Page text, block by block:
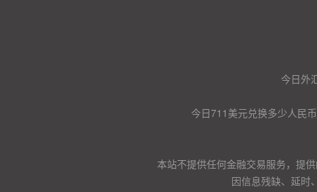
今日外
今日711美元兑换多少人民
本站不提供任何金融交易服务，提
因信息残缺、延时